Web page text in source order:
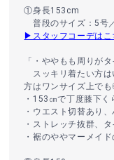
①身長153cm
普段のサイズ：5号
▶スタッフコーデはこ
「・ややもも周りがタ
スッキリ着たい方は
方はワンサイズ上で
・153㎝で丁度膝下く
・ウエスト切替あり
・ストレッチ抜群、
・裾のややマーメイ